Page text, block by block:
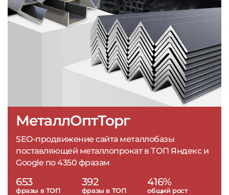
МеталлОптТорг
SEO-продвижение сайта металлобазы
поставляющей металлопрокат в ТОП Яндекс и
Google по 4350 фразам
653
фразы в ТОП
392
фразы в ТОП
416%
общий рост